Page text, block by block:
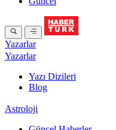
Yazarlar
Yazarlar
Yazı Dizileri
Blog
Astroloji